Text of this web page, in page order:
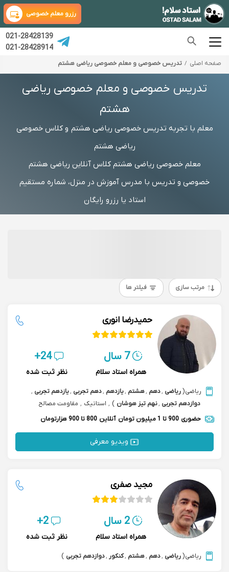
رزرو معلم خصوصی
021-28428139
021-28428914
صفحه اصلی تدریس خصوصی و معلم خصوصی ریاضی هشتم
تدریس خصوصی و معلم خصوصی ریاضی
هشتم
معلم با تجربه تدریس خصوصی ریاضی هشتم و کلاس خصوصی
ریاضی هشتم
معلم خصوصی ریاضی هشتم کلاس آنلاین ریاضی هشتم
خصوصی و تدریس با مدرس آموزش در منزل، شماره مستقیم
استاد یا رزرو رایگان
مرتب سازی فیلتر ها
حمیدرضا انوری
7 سال
همراه استاد سلام
24+
نظر ثبت شده
ریاضی(ریاضی ,دهم ,هشتم ,یازدهم ,دهم تجربی ,یازدهم تجربی ,
دوازدهم تجربی ,نهم تیز هوشان )
, استاتیک , مقاومت مصالح
حضوری 900 تا 1 میلیون تومان آنلاین 800 تا 900 هزارتومان
ویدیو معرفی
مجید صفری
2 سال
همراه استاد سلام
2+
نظر ثبت شده
ریاضی(ریاضی ,دهم ,هشتم ,کنکور ,دوازدهم تجربی )